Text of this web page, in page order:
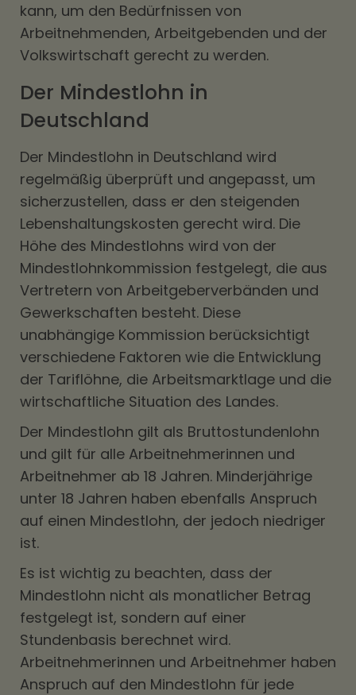
kann, um den Bedürfnissen von
Arbeitnehmenden, Arbeitgebenden und der
Volkswirtschaft gerecht zu werden.
Der Mindestlohn in
Deutschland
Der Mindestlohn in Deutschland wird
regelmäßig überprüft und angepasst, um
sicherzustellen, dass er den steigenden
Lebenshaltungskosten gerecht wird. Die
Höhe des Mindestlohns wird von der
Mindestlohnkommission festgelegt, die aus
Vertretern von Arbeitgeberverbänden und
Gewerkschaften besteht. Diese
unabhängige Kommission berücksichtigt
verschiedene Faktoren wie die Entwicklung
der Tariflöhne, die Arbeitsmarktlage und die
wirtschaftliche Situation des Landes.
Der Mindestlohn gilt als Bruttostundenlohn
und gilt für alle Arbeitnehmerinnen und
Arbeitnehmer ab 18 Jahren. Minderjährige
unter 18 Jahren haben ebenfalls Anspruch
auf einen Mindestlohn, der jedoch niedriger
ist.
Es ist wichtig zu beachten, dass der
Mindestlohn nicht als monatlicher Betrag
festgelegt ist, sondern auf einer
Stundenbasis berechnet wird.
Arbeitnehmerinnen und Arbeitnehmer haben
Anspruch auf den Mindestlohn für jede